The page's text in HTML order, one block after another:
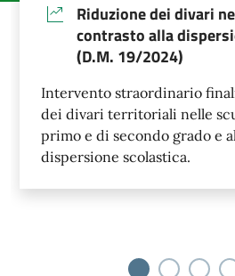
Riduzione dei divari
contrasto alla
(D.M. 19/2024)
Intervento straordinario
dei divari territoriali nelle
primo e di secondo grado e
dispersione scolastica.